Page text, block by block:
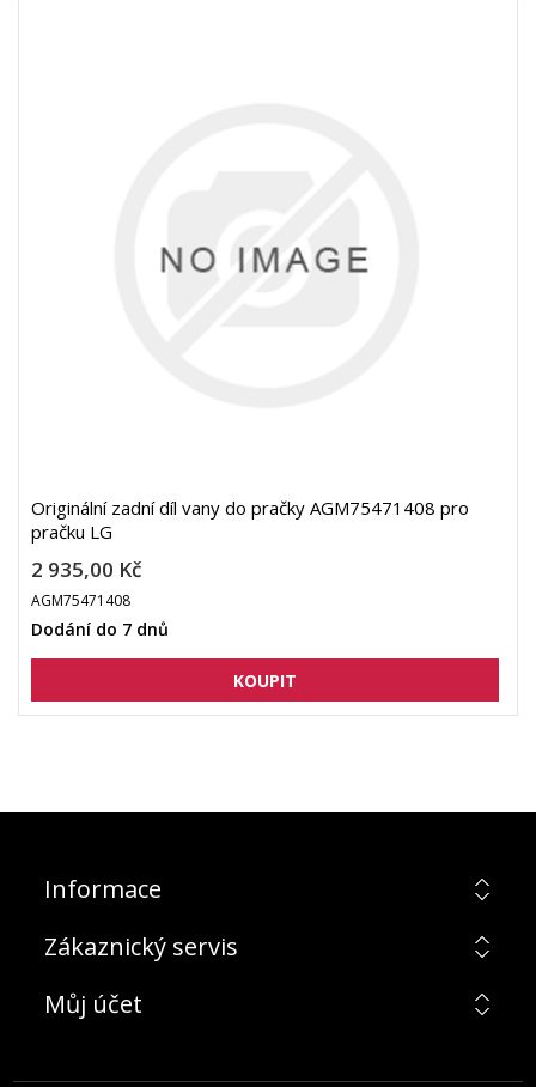
Originální zadní díl vany do pračky AGM75471408 pro
pračku LG
2 935,00 Kč
AGM75471408
Dodání do 7 dnů
Informace
Zákaznický servis
Můj účet